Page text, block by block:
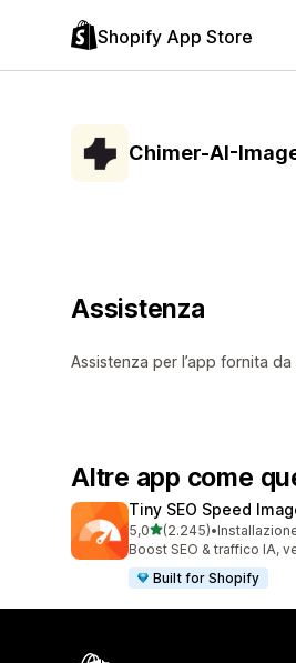
Shopify App Store
Chimer-AI-
Assistenza
Assistenza per l’app fornita da
Altre app come
Tiny SEO Speed
5,0stelle su 5
(2.245)
2245 recensioni totali
•
Boost SEO & traffico IA,
Built for Shopify